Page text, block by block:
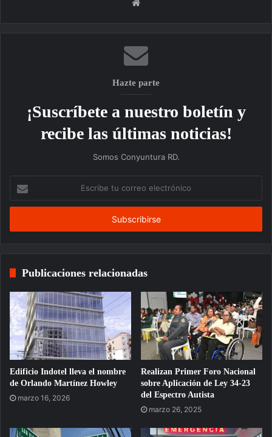
Hazte parte
¡Suscríbete a nuestro boletín y
recibe las últimas noticias!
Somos Conyuntura RD.
correo
Publicaciones relacionadas
Edificio Indotel lleva el nombre
de Orlando Martínez Howley
marzo 16, 2026
Realizan Primer Foro Nacional
sobre Aplicación de Ley 34-23
del Espectro Autista
marzo 26, 2025